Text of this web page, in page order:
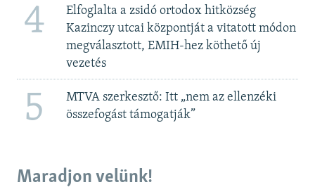
4
Elfoglalta a zsidó ortodox hitközség
Kazinczy utcai központját a vitatott módon
megválasztott, EMIH-hez köthető új
vezetés
5
MTVA szerkesztő: Itt „nem az ellenzéki
összefogást támogatják”
Maradjon velünk!